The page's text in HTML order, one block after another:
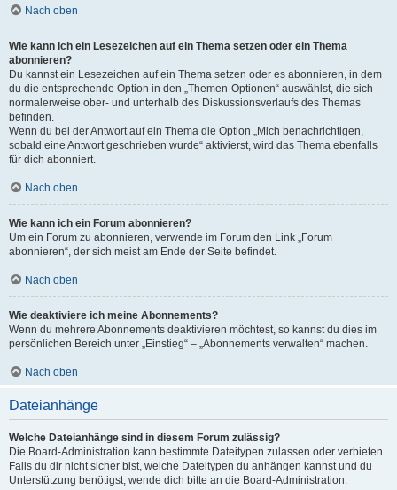
Nach oben
Wie kann ich ein Lesezeichen auf ein Thema setzen oder ein Thema
abonnieren?
Du kannst ein Lesezeichen auf ein Thema setzen oder es abonnieren, in dem
du die entsprechende Option in den „Themen-Optionen“ auswählst, die sich
normalerweise ober- und unterhalb des Diskussionsverlaufs des Themas
befinden.
Wenn du bei der Antwort auf ein Thema die Option „Mich benachrichtigen,
sobald eine Antwort geschrieben wurde“ aktivierst, wird das Thema ebenfalls
für dich abonniert.
Nach oben
Wie kann ich ein Forum abonnieren?
Um ein Forum zu abonnieren, verwende im Forum den Link „Forum
abonnieren“, der sich meist am Ende der Seite befindet.
Nach oben
Wie deaktiviere ich meine Abonnements?
Wenn du mehrere Abonnements deaktivieren möchtest, so kannst du dies im
persönlichen Bereich unter „Einstieg“ – „Abonnements verwalten“ machen.
Nach oben
Dateianhänge
Welche Dateianhänge sind in diesem Forum zulässig?
Die Board-Administration kann bestimmte Dateitypen zulassen oder verbieten.
Falls du dir nicht sicher bist, welche Dateitypen du anhängen kannst und du
Unterstützung benötigst, wende dich bitte an die Board-Administration.